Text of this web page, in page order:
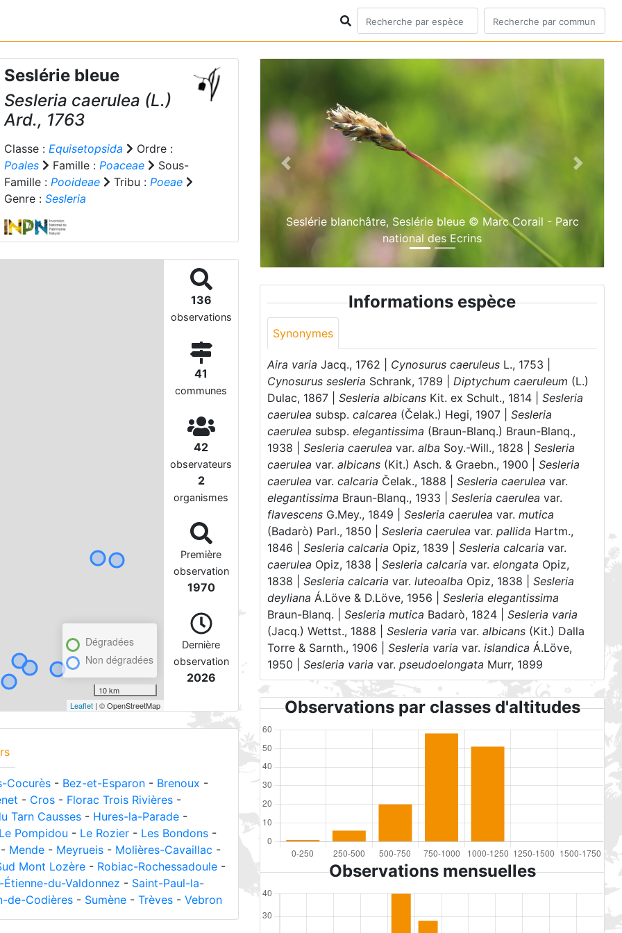
Seslérie bleue
Sesleria caerulea (L.)
Ard., 1763
Classe : Equisetopsida
Ordre :
Poales
Famille : Poaceae
Sous-
Famille : Pooideae Tribu : Poeae
Genre : Sesleria
Dégradées
Non dégradées
10 km
Leaflet| © OpenStreetMap
136
observations
41
communes
42
observateurs
2
organismes
Première
observation
1970
Dernière
observation
2026
Cocurès - Bez-et-Esparon - Brenoux -
- Cros - Florac Trois Rivières -
Tarn Causses - Hures-la-Parade -
Pompidou - Le Rozier - Les Bondons -
Mende - Meyrueis - Molières-Cavaillac -
Mont Lozère - Robiac-Rochessadoule -
Étienne-du-Valdonnez - Saint-Paul-la-
de-Codières - Sumène - Trèves - Vebron
Seslérie blanchâtre, Seslérie bleue © Marc Corail - Parc
national des Ecrins
Previous Next
Informations espèce
Synonymes
Aira varia Jacq., 1762 | Cynosurus caeruleus L., 1753 |
Cynosurus sesleria Schrank, 1789 |Diptychum caeruleum (L.)
Dulac, 1867 |Sesleria albicans Kit. ex Schult., 1814 |Sesleria
caerulea subsp. calcarea (Čelak.) Hegi, 1907 |Sesleria
caerulea subsp. elegantissima (Braun-Blanq.) Braun-Blanq.,
1938 |Sesleria caeruleavar. alba Soy.-Will., 1828 |Sesleria
caeruleavar. albicans (Kit.) Asch. & Graebn., 1900 |Sesleria
caeruleavar. calcaria Čelak., 1888 |Sesleria caeruleavar.
elegantissima Braun-Blanq., 1933 |Sesleria caeruleavar.
flavescens G.Mey., 1849 |Sesleria caeruleavar. mutica
(Badarò) Parl., 1850 |Sesleria caeruleavar. pallida Hartm.,
1846 |Sesleria calcaria Opiz, 1839 |Sesleria calcariavar.
caerulea Opiz, 1838 |Sesleria calcariavar. elongata Opiz,
1838 |Sesleria calcariavar. luteoalba Opiz, 1838 |Sesleria
deyliana Á.Löve & D.Löve, 1956 |Sesleria elegantissima
Braun-Blanq. |Sesleria mutica Badarò, 1824 |Sesleria varia
(Jacq.) Wettst., 1888 |Sesleria variavar. albicans (Kit.) Dalla
Torre & Sarnth., 1906 |Sesleria variavar. islandica Á.Löve,
1950 |Sesleria variavar. pseudoelongata Murr, 1899
Observations par classes d'altitudes
Observations mensuelles